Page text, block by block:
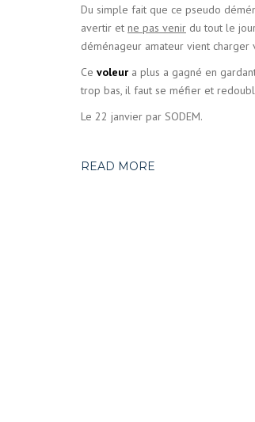
Du simple fait que ce pseudo
avertir et ne pas venir du tout le
déménageur amateur vient
Ce voleur a plus a gagné en
trop bas, il faut se méfier et
Le 22 janvier par SODEM.
READ MORE